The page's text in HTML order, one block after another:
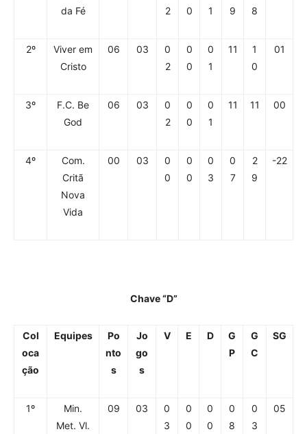
da Fé
2
0
1
9
8
2º
Viver em
Cristo
06 03
0
2
0
0
0
1
11
1
0
01
3º
F.C. Be
God
06 03
0
2
0
0
0
1
11 11 00
4º
Com.
Critã
Nova
Vida
00 03
0
0
0
0
0
3
0
7
2
9
-22
Chave “D”
Col
oca
ção
Equipes
Po
nto
s
Jo
go
s
V E D
G
P
G
C
SG
1º
Min.
Met. Vl.
09 03
0
3
0
0
0
0
0
8
0
3
05